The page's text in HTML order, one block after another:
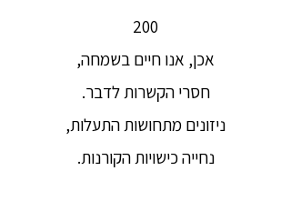
200
אכן, אנו חיים בשמחה,
חסרי הקשרות לדבר.
ניזונים מתחושות התעלות,
נחייה כישויות הקורנות.